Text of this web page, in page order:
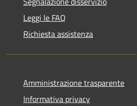
Leggi le FAQ
Richiesta assistenza
Amministrazione trasparente
Informativa privacy